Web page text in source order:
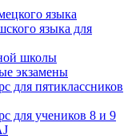
языка
языка для
школы
экзамены
для пятиклассников
для учеников 8 и 9